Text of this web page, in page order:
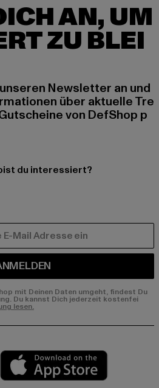
AN, UM
ZU BLEI
Newsletter an und
über aktuelle Tre
von DefShop p
du interessiert?
mit Deinen Daten umgeht, findest Du
Du kannst Dich jederzeit kostenfei
lesen.
Play market